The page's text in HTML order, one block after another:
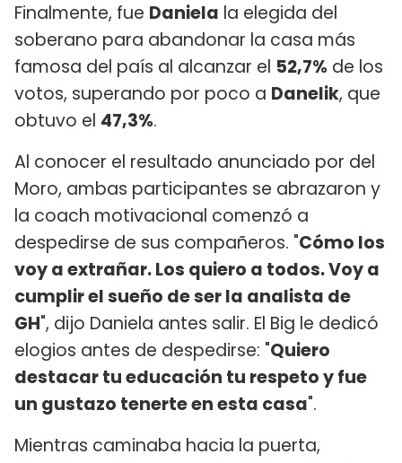
Finalmente, fue Daniela la elegida del
soberano para abandonar la casa más
famosa del país al alcanzar el 52,7% de los
votos, superando por poco a Danelik, que
obtuvo el 47,3%.
Al conocer el resultado anunciado por del
Moro, ambas participantes se abrazaron y
la coach motivacional comenzó a
despedirse de sus compañeros. "Cómo los
voy a extrañar. Los quiero a todos. Voy a
cumplir el sueño de ser la analista de
GH", dijo Daniela antes salir. El Big le dedicó
elogios antes de despedirse: "Quiero
destacar tu educación tu respeto y fue
un gustazo tenerte en esta casa".
Mientras caminaba hacia la puerta,